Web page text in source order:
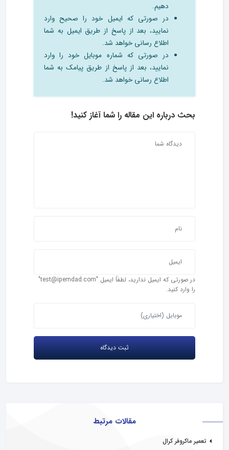
مقالات مرتبط
تعمیر ماکروفر کرال
دهیم.
در صورتی که ایمیل خود را صحیح وارد
نمایید، بعد از پاسخ از طریق ایمیل به شما
اطلاع رسانی خواهد شد.
در صورتی که شماره موبایل خود را وارد
نمایید، بعد از پاسخ از طریق پیامک به شما
اطلاع رسانی خواهد شد.
بحث درباره این مقاله را شما آغاز کنید!
در صورتی که ایمیل ندارید، لطفاً ایمیل "test@ipemdad.com"
را وارد کنید.